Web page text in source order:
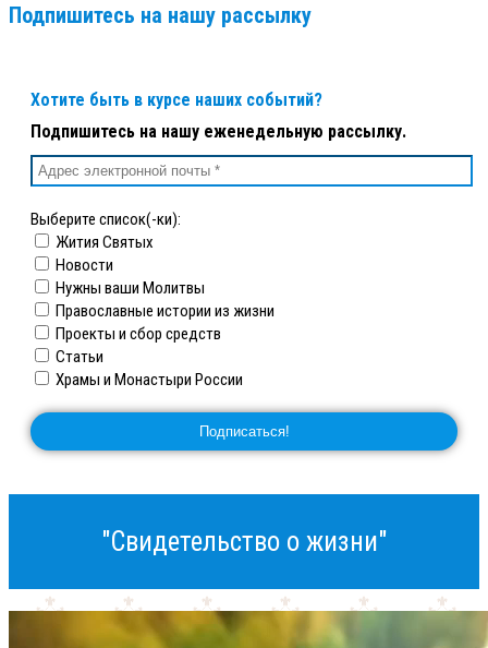
Подпишитесь на нашу рассылку
Хотите быть в курсе наших событий?
Подпишитесь на нашу еженедельную рассылку.
Выберите список(-ки):
Жития Святых
Новости
Нужны ваши Молитвы
Православные истории из жизни
Проекты и сбор средств
Статьи
Храмы и Монастыри России
"Свидетельство о жизни"